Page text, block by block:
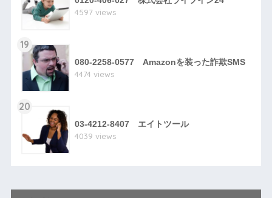
4597 views
19
080-2258-0577 Amazonを装った詐欺SMS
4474 views
20
03-4212-8407 エイトツール
4039 views